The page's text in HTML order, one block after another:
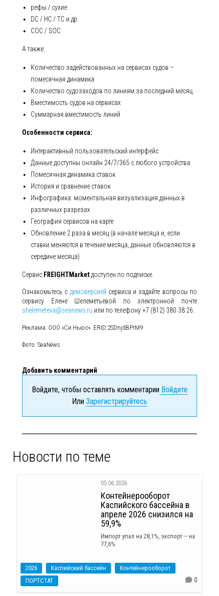
рефы / сухие
DC / HC / TC и др.
COC / SOC
А также:
Количество задействованных на сервисах судов –
помесячная динамика
Количество судозаходов по линиям за последний месяц
Вместимость судов на сервисах
Суммарная вместимость линий
Особенности сервиса:
Интерактивный пользовательский интерфейс
Данные доступны онлайн 24/7/365 с любого устройства
Помесячная динамика ставок
История и сравнение ставок
Инфографика: моментальная визуализация данных в
различных разрезах
География сервисов на карте
Обновление 2 раза в месяц (в начале месяца и, если
ставки меняются в течение месяца, данные обновляются в
середине месяца)
Сервис FREIGHTMarket доступен по подписке.
Ознакомьтесь с демоверсией сервиса и задайте вопросы по
сервису Елене Шелеметьевой по электронной почте
shelemeteva@seanews.ru или по телефону +7 (812) 380 38 26.
Реклама. ООО «Си Ньюс». ERID:2SDnjdBPrM9
Фото: SeaNews
Добавить комментарий
Войдите, чтобы оставлять комментарииВойдите
Или Зарегистрируйтесь
Новости по теме
05.06.2026
Контейнерооборот
Каспийского бассейна в
апреле 2026 снизился на
59,9%
Импорт упал на 28,1%, экспорт – на
77,6%
2026 Каспийский бассейн
Контейнерооборот
ПОРТСТАТ
0